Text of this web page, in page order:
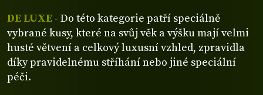
DE LUXE - Do této kategorie patří speciálně
vybrané kusy, které na svůj věk a výšku mají velmi
husté větvení a celkový luxusní vzhled, zpravidla
díky pravidelnému stříhání nebo jiné speciální
péči.